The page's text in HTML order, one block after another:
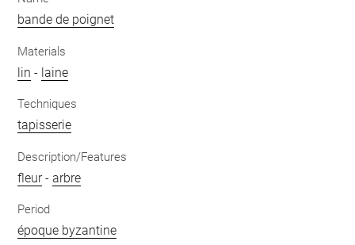
bande de poignet
Materials
lin - laine
Techniques
tapisserie
Description/Features
fleur-arbre
Period
époque byzantine